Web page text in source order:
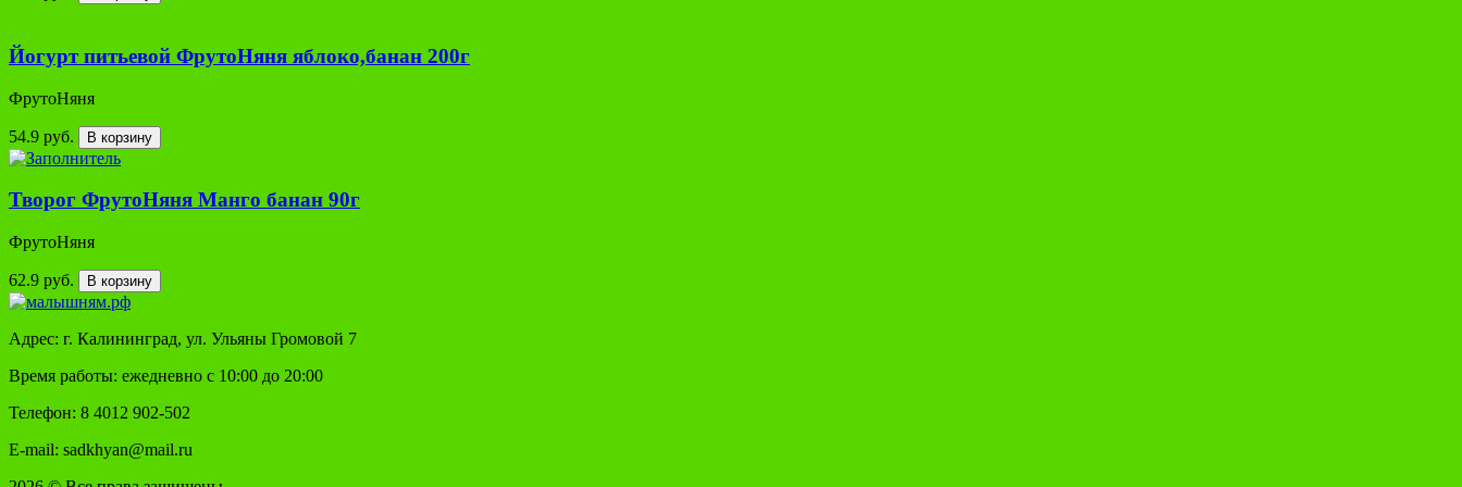
Йогурт питьевой ФрутоНяня яблоко,банан 200г
ФрутоНяня
54.9 руб. В корзину
Творог ФрутоНяня Манго банан 90г
ФрутоНяня
62.9 руб. В корзину
Адрес: г. Калининград, ул. Ульяны Громовой 7
Время работы: ежедневно с 10:00 до 20:00
Телефон: 8 4012 902-502
E-mail: sadkhyan@mail.ru